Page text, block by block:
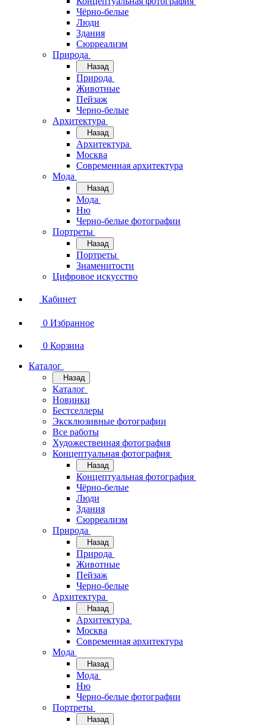
Чёрно-белые
Люди
Здания
Сюрреализм
Природа
Назад
Природа
Животные
Пейзаж
Черно-белые
Архитектура
Назад
Архитектура
Москва
Современная архитектура
Мода
Назад
Мода
Ню
Черно-белые фотографии
Портреты
Назад
Портреты
Знаменитости
Цифровое искусство
Кабинет
0 Избранное
0 Корзина
Каталог
Назад
Каталог
Новинки
Бестселлеры
Эксклюзивные фотографии
Все работы
Художественная фотография
Концептуальная фотография
Назад
Концептуальная фотография
Чёрно-белые
Люди
Здания
Сюрреализм
Природа
Назад
Природа
Животные
Пейзаж
Черно-белые
Архитектура
Назад
Архитектура
Москва
Современная архитектура
Мода
Назад
Мода
Ню
Черно-белые фотографии
Портреты
Назад